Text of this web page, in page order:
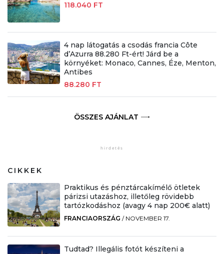
118.040 FT
4 nap látogatás a csodás francia Côte
d’Azurra 88.280 Ft-ért! Járd be a
környéket: Monaco, Cannes, Éze, Menton,
Antibes
88.280 FT
ÖSSZES AJÁNLAT
CIKKEK
Praktikus és pénztárcakímélő ötletek
párizsi utazáshoz, illetőleg rövidebb
tartózkodáshoz (avagy 4 nap 200€ alatt)
FRANCIAORSZÁG / NOVEMBER 17.
Tudtad? Illegális fotót készíteni a